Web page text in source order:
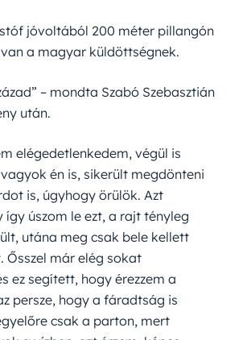
jóvoltából 200 méter pillangón
a magyar küldöttségnek.
– mondta Szabó Szebasztián
után.
elégedetlenkedem, végül is
én is, sikerült megdönteni
is, úgyhogy örülök. Azt
így úszom le ezt, a rajt tényleg
utána meg csak bele kellett
Ősszel már elég sokat
ez segített, hogy érezzem a
persze, hogy a fáradtság is
csak a parton, mert